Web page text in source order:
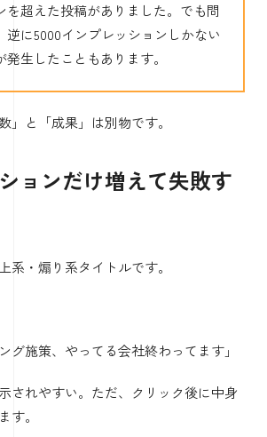
を超えた投稿がありました。でも問
逆に5000インプレッションしかない
生したこともあります。
」と「成果」は別物です。
ョンだけ増えて失敗す
系・煽り系タイトルです。
グ施策、やってる会社終わってます」
されやすい。ただ、クリック後に中身
す。